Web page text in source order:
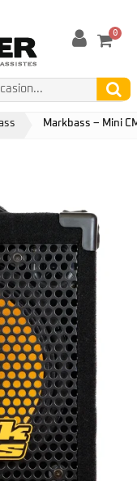
0
Markbass – Mini